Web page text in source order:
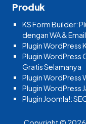
Produk
KS Form Builder:
dengan WA &
Plugin WordPress
Plugin WordPress
Gratis Selamanya
Plugin
Plugin WordPress
Plugin Joomla!: